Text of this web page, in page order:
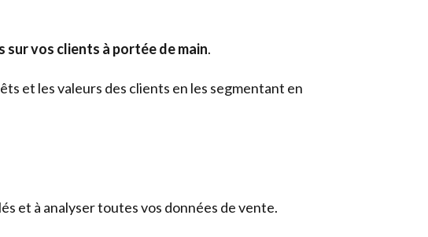
vos clients à portée de main.
et les valeurs des clients en les segmentant en
et à analyser toutes vos données de vente.